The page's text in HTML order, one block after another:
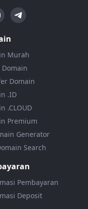
Murah
Domain
Domain
.ID
.CLOUD
Premium
Generator
Search
Pembayaran
Deposit